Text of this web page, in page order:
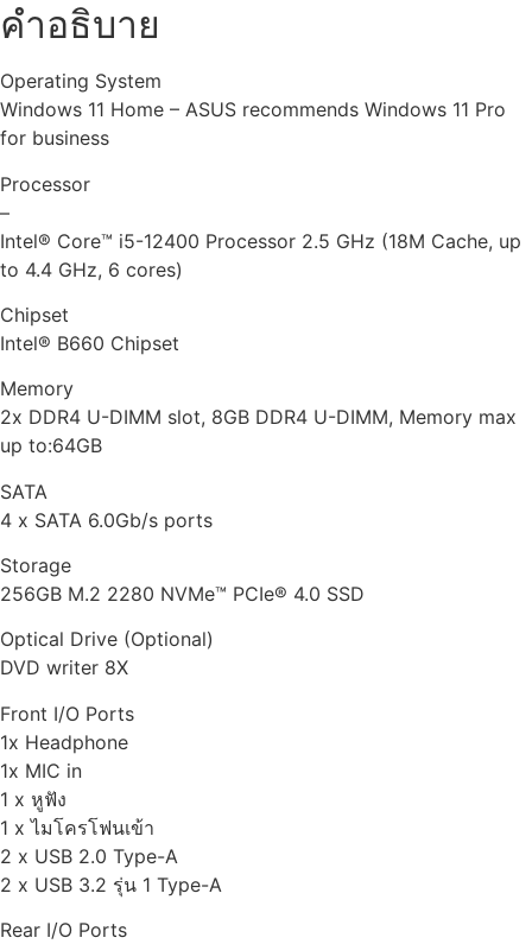
คำอธิบาย
Operating System
Windows 11 Home – ASUS recommends Windows 11 Pro
for business
Processor
–
Intel® Core™ i5-12400 Processor 2.5 GHz (18M Cache, up
to 4.4 GHz, 6 cores)
Chipset
Intel® B660 Chipset
Memory
2x DDR4 U-DIMM slot, 8GB DDR4 U-DIMM, Memory max
up to:64GB
SATA
4 x SATA 6.0Gb/s ports
Storage
256GB M.2 2280 NVMe™ PCIe® 4.0 SSD
Optical Drive (Optional)
DVD writer 8X
Front I/O Ports
1x Headphone
1x MIC in
1 x หูฟัง
1 x ไมโครโฟนเข้า
2 x USB 2.0 Type-A
2 x USB 3.2 รุ่น 1 Type-A
Rear I/O Ports